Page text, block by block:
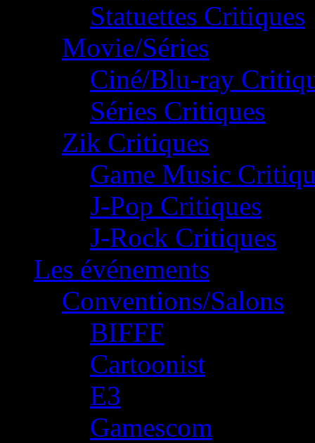
Statuettes Critiques
Movie/Séries
Ciné/Blu-ray
Séries Critiques
Zik Critiques
Game Music
J-Pop Critiques
J-Rock Critiques
Les événements
Conventions/Salons
BIFFF
Cartoonist
E3
Gamescom